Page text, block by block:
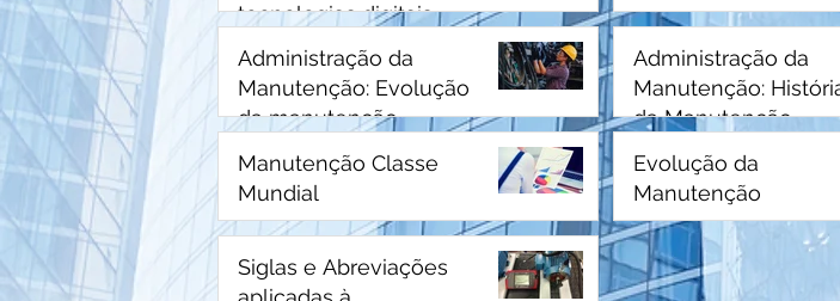
tecnologias digitais
Administração da
Manutenção: Evolução
da manutenção
Administração da
Manutenção:
da Manutenção
Manutenção Classe
Mundial
Evolução da
Manutenção
Siglas e Abreviações